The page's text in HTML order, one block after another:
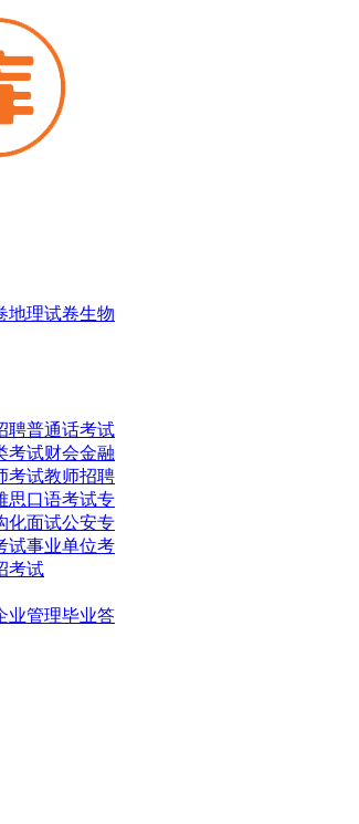
地理试卷生物
聘普通话考试
考试财会金融
考试教师招聘
思口语考试专
化面试公安专
试事业单位考
考试
业管理毕业答